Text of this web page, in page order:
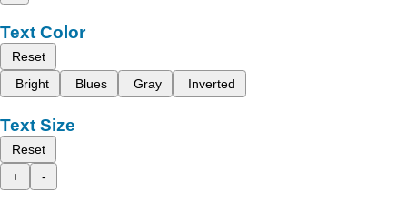
Text Color
Reset
Bright
Blues Gray Inverted
Text Size
Reset
+
-